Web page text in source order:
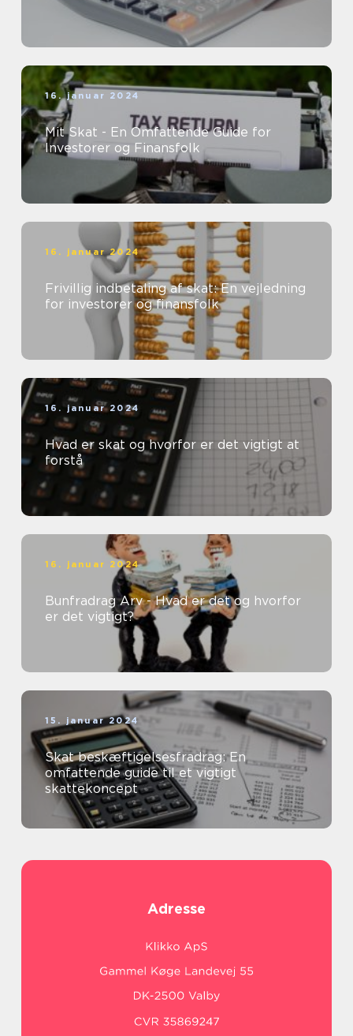
16. januar 2024
Mit Skat - En Omfattende Guide for
Investorer og Finansfolk
16. januar 2024
Frivillig indbetaling af skat: En vejledning
for investorer og finansfolk
16. januar 2024
Hvad er skat og hvorfor er det vigtigt at
forstå
16. januar 2024
Bunfradrag Arv - Hvad er det og hvorfor
er det vigtigt?
15. januar 2024
Skat beskæftigelsesfradrag: En
omfattende guide til et vigtigt
skattekoncept
Adresse